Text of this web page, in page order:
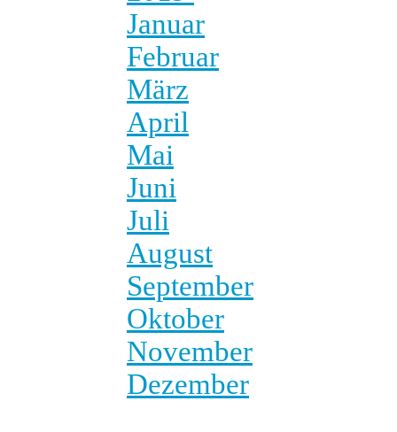
Januar
Februar
März
April
Mai
Juni
Juli
August
September
Oktober
November
Dezember